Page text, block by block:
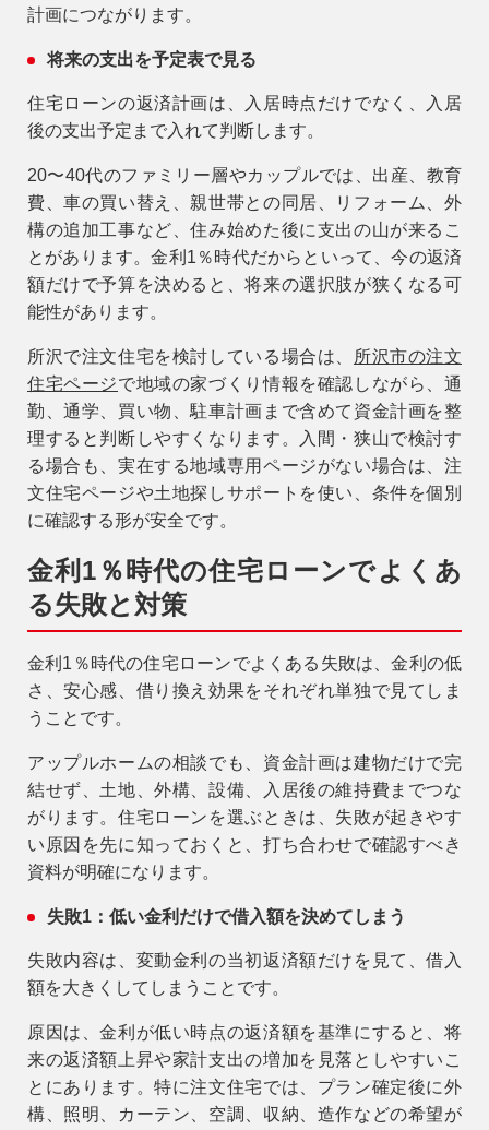
計画につながります。
将来の支出を予定表で見る
住宅ローンの返済計画は、入居時点だけでなく、入居
後の支出予定まで入れて判断します。
20〜40代のファミリー層やカップルでは、出産、教育
費、車の買い替え、親世帯との同居、リフォーム、外
構の追加工事など、住み始めた後に支出の山が来るこ
とがあります。金利1％時代だからといって、今の返済
額だけで予算を決めると、将来の選択肢が狭くなる可
能性があります。
所沢で注文住宅を検討している場合は、
所沢市の注文
住宅ページで地域の家づくり情報を確認しながら、通
勤、通学、買い物、駐車計画まで含めて資金計画を整
理すると判断しやすくなります。入間・狭山で検討す
る場合も、実在する地域専用ページがない場合は、注
文住宅ページや土地探しサポートを使い、条件を個別
に確認する形が安全です。
金利1％時代の住宅ローンでよくあ
る失敗と対策
金利1％時代の住宅ローンでよくある失敗は、金利の低
さ、安心感、借り換え効果をそれぞれ単独で見てしま
うことです。
アップルホームの相談でも、資金計画は建物だけで完
結せず、土地、外構、設備、入居後の維持費までつな
がります。住宅ローンを選ぶときは、失敗が起きやす
い原因を先に知っておくと、打ち合わせで確認すべき
資料が明確になります。
失敗1：低い金利だけで借入額を決めてしまう
失敗内容は、変動金利の当初返済額だけを見て、借入
額を大きくしてしまうことです。
原因は、金利が低い時点の返済額を基準にすると、将
来の返済額上昇や家計支出の増加を見落としやすいこ
とにあります。特に注文住宅では、プラン確定後に外
構、照明、カーテン、空調、収納、造作などの希望が